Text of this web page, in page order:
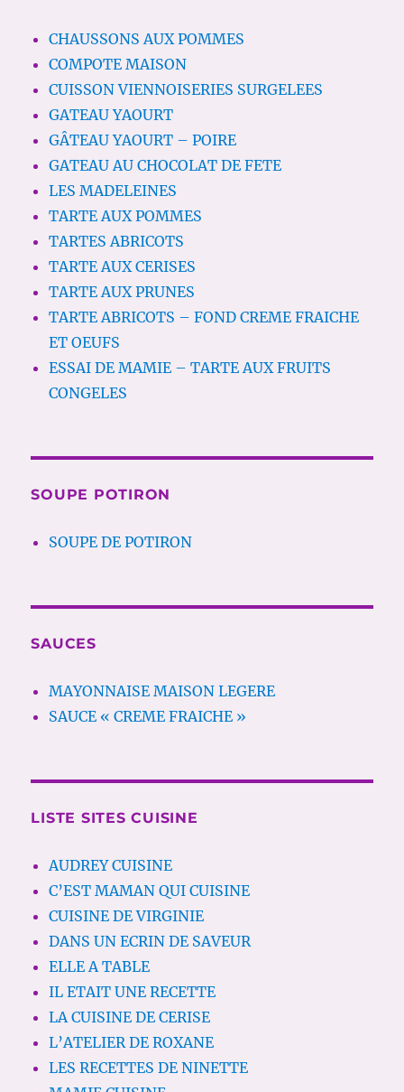
CHAUSSONS AUX POMMES
COMPOTE MAISON
CUISSON VIENNOISERIES SURGELEES
GATEAU YAOURT
GÂTEAU YAOURT – POIRE
GATEAU AU CHOCOLAT DE FETE
LES MADELEINES
TARTE AUX POMMES
TARTES ABRICOTS
TARTE AUX CERISES
TARTE AUX PRUNES
TARTE ABRICOTS – FOND CREME FRAICHE
ET OEUFS
ESSAI DE MAMIE – TARTE AUX FRUITS
CONGELES
SOUPE POTIRON
SOUPE DE POTIRON
SAUCES
MAYONNAISE MAISON LEGERE
SAUCE « CREME FRAICHE »
LISTE SITES CUISINE
AUDREY CUISINE
C’EST MAMAN QUI CUISINE
CUISINE DE VIRGINIE
DANS UN ECRIN DE SAVEUR
ELLE A TABLE
IL ETAIT UNE RECETTE
LA CUISINE DE CERISE
L’ATELIER DE ROXANE
LES RECETTES DE NINETTE